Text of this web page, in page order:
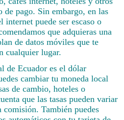
pago. Sin embargo, en las
internet puede ser escaso o
que adquieras una
de datos móviles que te
cualquier lugar.
de Ecuador es el dólar
cambiar tu moneda local
de cambio, hoteles o
que las tasas pueden variar
comisión. También puedes